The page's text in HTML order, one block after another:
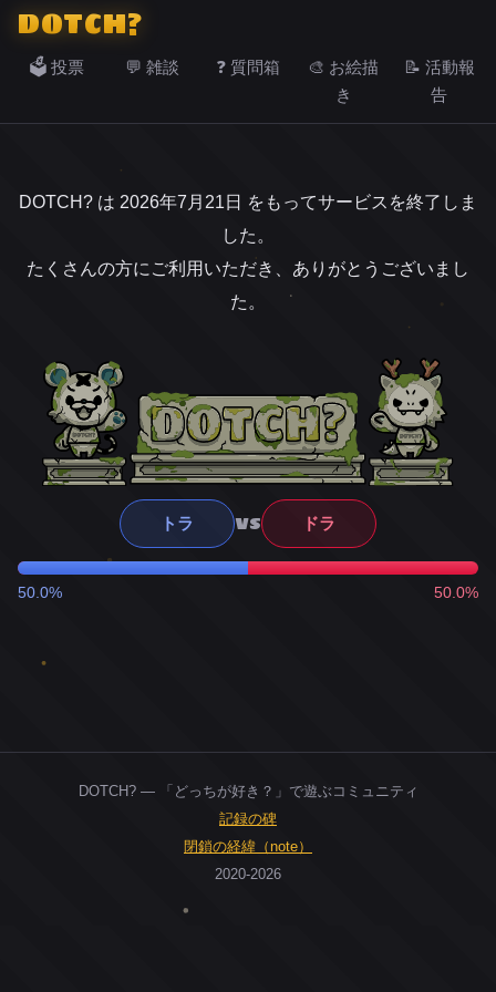
DOTCH?
🗳️ 投票 💬 雑談 ❓ 質問箱
🎨 お絵描
き
📝 活動報
告
DOTCH? は 2026年7月21日 をもってサービスを終了しま
した。
たくさんの方にご利用いただき、ありがとうございまし
た。
トラ VS ドラ
50.0% 50.0%
DOTCH? — 「どっちが好き？」で遊ぶコミュニティ
記録の碑
閉鎖の経緯（note）
2020-2026